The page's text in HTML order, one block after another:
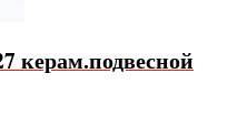
керам.подвесной